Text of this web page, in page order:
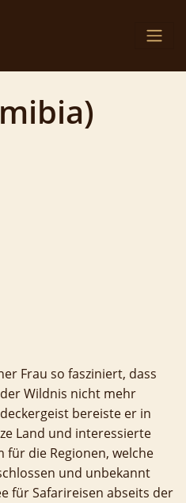
Frau so fasziniert, dass
Wildnis nicht mehr
bereiste er in
Land und interessierte
die Regionen, welche
und unbekannt
für Safarireisen abseits der